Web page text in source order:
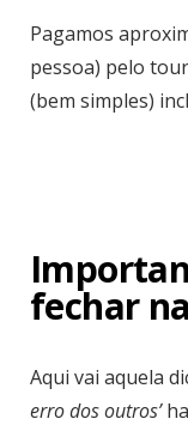
Pagamos
pessoa) pelo
(bem simples)
fechar
Aqui vai aquela
erro dos outros’